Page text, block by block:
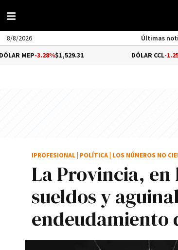
8/8/2026 Últimas
-3.28%$1,529.31 DÓLAR CCL-1.25%
La Provincia,
sueldos y
endeudamiento
IPROFESIONAL POLÍTICA LOS NÚMEROS NO